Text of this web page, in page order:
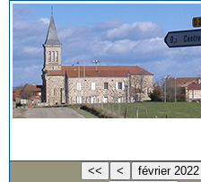
<< <
février 2022